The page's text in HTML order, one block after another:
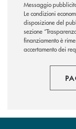
Messaggio
Le condizioni
disposizione del
sezione
finanziamento è
accertamento dei